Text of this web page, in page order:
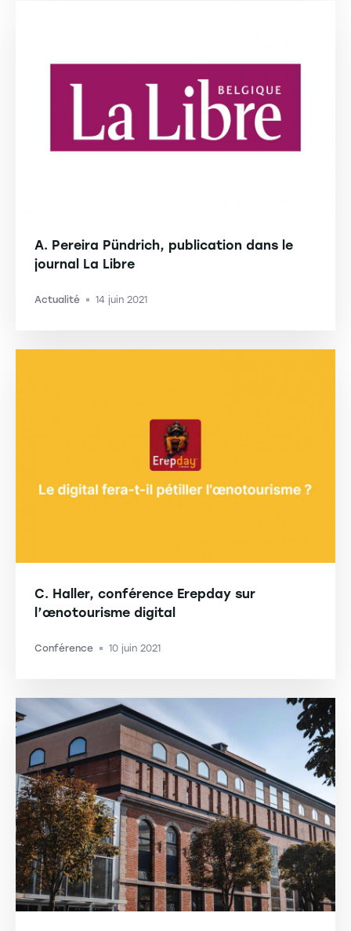
A. Pereira Pündrich, publication dans le
journal La Libre
Actualité -14 juin 2021
C. Haller, conférence Erepday sur
l’œnotourisme digital
Conférence -10 juin 2021